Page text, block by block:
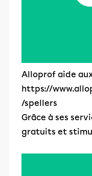
Alloprof aide
https://
/spellers
Grâce à ses
gratuits et